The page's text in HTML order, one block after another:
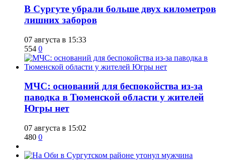
​В Сургуте убрали больше двух километров
лишних заборов
07 августа в 15:33
554 0
​МЧС: оснований для беспокойства из-за
паводка в Тюменской области у жителей
Югры нет
07 августа в 15:02
480 0